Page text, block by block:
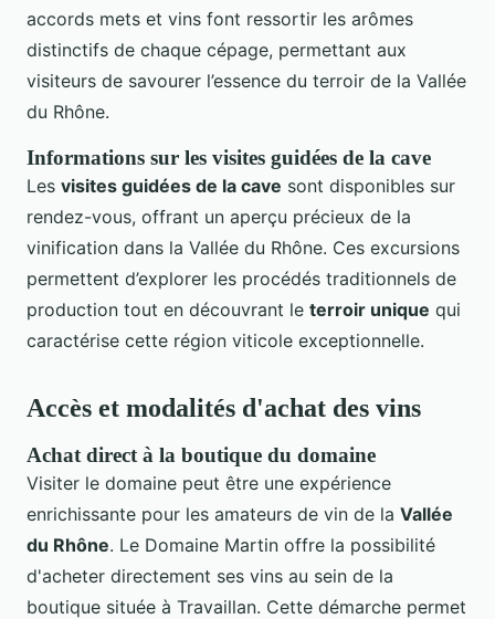
accords mets et vins font ressortir les arômes
distinctifs de chaque cépage, permettant aux
visiteurs de savourer l’essence du terroir de la Vallée
du Rhône.
Informations sur les visites guidées de la cave
Les visites guidées de la cave sont disponibles sur
rendez-vous, offrant un aperçu précieux de la
vinification dans la Vallée du Rhône. Ces excursions
permettent d’explorer les procédés traditionnels de
production tout en découvrant le terroir unique qui
caractérise cette région viticole exceptionnelle.
Accès et modalités d'achat des vins
Achat direct à la boutique du domaine
Visiter le domaine peut être une expérience
enrichissante pour les amateurs de vin de la Vallée
du Rhône. Le Domaine Martin offre la possibilité
d'acheter directement ses vins au sein de la
boutique située à Travaillan. Cette démarche permet